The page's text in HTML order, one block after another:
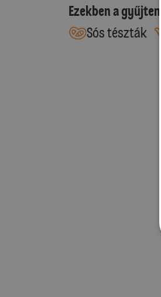
Ezekben a
Sós tészták